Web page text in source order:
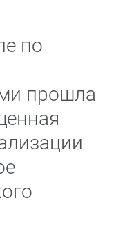
по
прошла